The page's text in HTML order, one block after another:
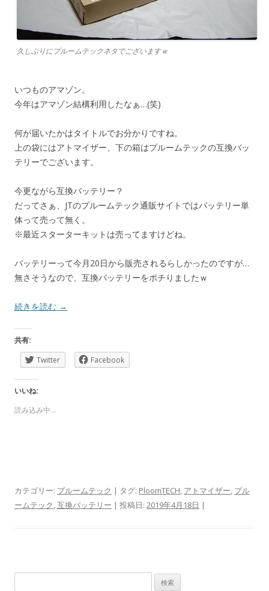
久しぶりにプルームテックネタでございますｗ
いつものアマゾン。
今年はアマゾン結構利用したなぁ…(笑)
何が届いたかはタイトルでお分かりですね。
上の袋にはアトマイザー、下の箱はプルームテックの互換バッ
テリーでございます。
今更ながら互換バッテリー？
だってさぁ、JTのプルームテック通販サイトではバッテリー単
体って売って無く。
※最近スターターキットは売ってますけどね。
バッテリーって今月20日から販売されるらしかったのですが…
無さそうなので、互換バッテリーをポチりましたｗ
続きを読む →
共有:
Twitter
Facebook
いいね:
読み込み中…
カテゴリー: プルームテック | タグ: PloomTECH, アトマイザー, プル
ームテック,互換バッテリー | 投稿日: 2019年4月18日 |